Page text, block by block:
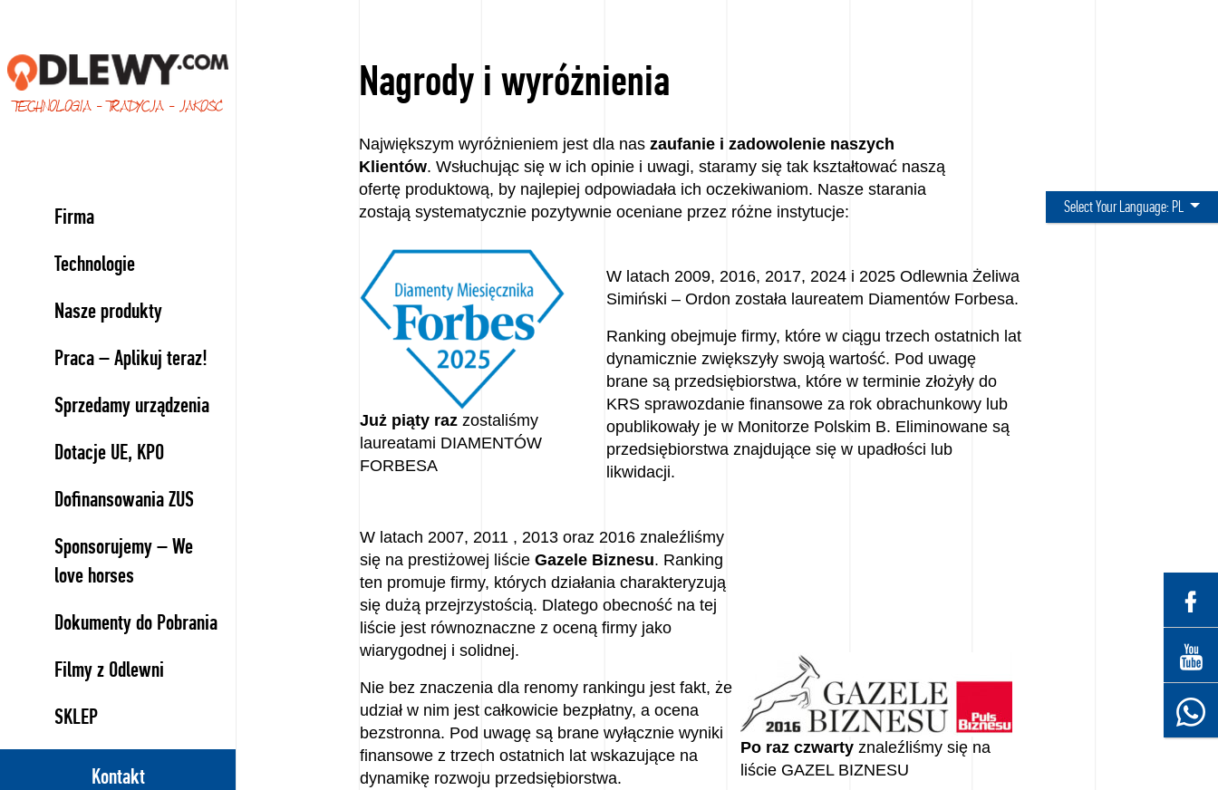
TECHNOLOGIA - TRADYCJA - JAKOŚĆ
Firma
Technologie
Nasze produkty
Praca – Aplikuj teraz!
Sprzedamy urządzenia
Dotacje UE, KPO
Dofinansowania ZUS
Sponsorujemy – We
love horses
Dokumenty do Pobrania
Filmy z Odlewni
SKLEP
Kontakt
Select Your Language: PL
Nagrody i wyróżnienia
Największym wyróżnieniem jest dla naszaufanie i zadowolenie naszych
Klientów. Wsłuchując się w ich opinie i uwagi, staramy się tak kształtować naszą
ofertę produktową, by najlepiej odpowiadała ich oczekiwaniom. Nasze starania
zostają systematycznie pozytywnie oceniane przez różne instytucje:
Już piąty razzostaliśmy
laureatami DIAMENTÓW
FORBESA
W latach 2009, 2016, 2017, 2024 i 2025 Odlewnia Żeliwa
Simiński – Ordon została laureatem Diamentów Forbesa.
Ranking obejmuje firmy, które w ciągu trzech ostatnich lat
dynamicznie zwiększyły swoją wartość. Pod uwagę
brane są przedsiębiorstwa, które w terminie złożyły do
KRS sprawozdanie finansowe za rok obrachunkowy lub
opublikowały je w Monitorze Polskim B. Eliminowane są
przedsiębiorstwa znajdujące się w upadłości lub
likwidacji.
W latach 2007, 2011 , 2013 oraz 2016 znaleźliśmy
się na prestiżowej liścieGazele Biznesu. Ranking
ten promuje firmy, których działania charakteryzują
się dużą przejrzystością. Dlatego obecność na tej
liście jest równoznaczne z oceną firmy jako
wiarygodnej i solidnej.
Nie bez znaczenia dla renomy rankingu jest fakt, że
udział w nim jest całkowicie bezpłatny, a ocena
bezstronna. Pod uwagę są brane wyłącznie wyniki
finansowe z trzech ostatnich lat wskazujące na
dynamikę rozwoju przedsiębiorstwa.
Po raz czwarty znaleźliśmy się na
liście GAZEL BIZNESU